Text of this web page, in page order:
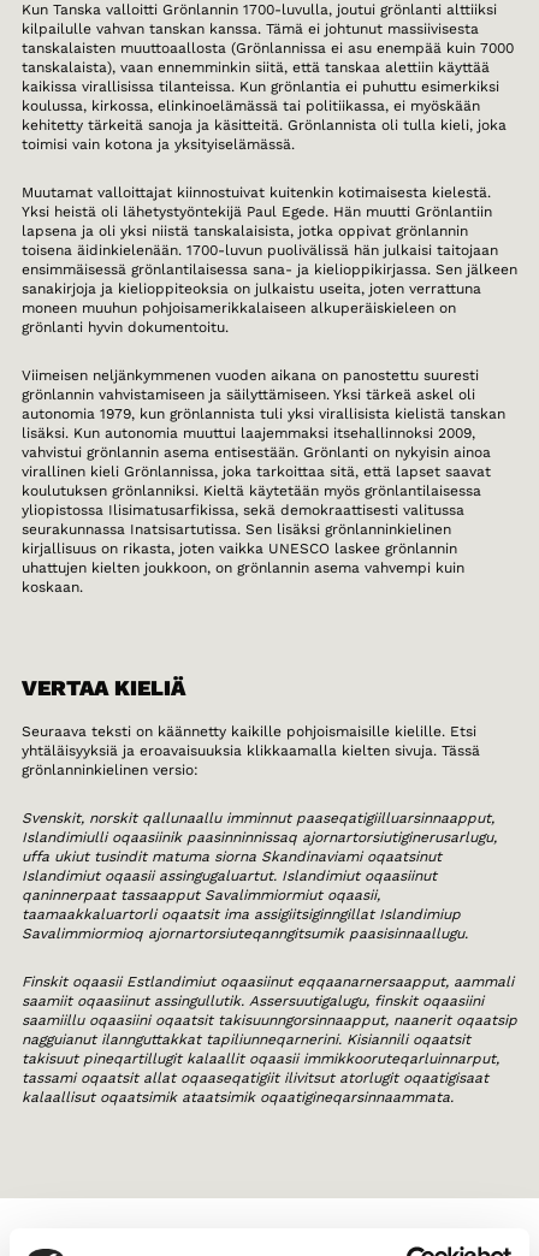
Kun Tanska valloitti Grönlannin 1700-luvulla, joutui grönlanti alttiiksi
kilpailulle vahvan tanskan kanssa. Tämä ei johtunut massiivisesta
tanskalaisten muuttoaallosta (Grönlannissa ei asu enempää kuin 7000
tanskalaista), vaan ennemminkin siitä, että tanskaa alettiin käyttää
kaikissa virallisissa tilanteissa. Kun grönlantia ei puhuttu esimerkiksi
koulussa, kirkossa, elinkinoelämässä tai politiikassa, ei myöskään
kehitetty tärkeitä sanoja ja käsitteitä. Grönlannista oli tulla kieli, joka
toimisi vain kotona ja yksityiselämässä.
Muutamat valloittajat kiinnostuivat kuitenkin kotimaisesta kielestä.
Yksi heistä oli lähetystyöntekijä Paul Egede. Hän muutti Grönlantiin
lapsena ja oli yksi niistä tanskalaisista, jotka oppivat grönlannin
toisena äidinkielenään. 1700-luvun puolivälissä hän julkaisi taitojaan
ensimmäisessä grönlantilaisessa sana- ja kielioppikirjassa. Sen jälkeen
sanakirjoja ja kielioppiteoksia on julkaistu useita, joten verrattuna
moneen muuhun pohjoisamerikkalaiseen alkuperäiskieleen on
grönlanti hyvin dokumentoitu.
Viimeisen neljänkymmenen vuoden aikana on panostettu suuresti
grönlannin vahvistamiseen ja säilyttämiseen. Yksi tärkeä askel oli
autonomia 1979, kun grönlannista tuli yksi virallisista kielistä tanskan
lisäksi. Kun autonomia muuttui laajemmaksi itsehallinnoksi 2009,
vahvistui grönlannin asema entisestään. Grönlanti on nykyisin ainoa
virallinen kieli Grönlannissa, joka tarkoittaa sitä, että lapset saavat
koulutuksen grönlanniksi. Kieltä käytetään myös grönlantilaisessa
yliopistossa Ilisimatusarfikissa, sekä demokraattisesti valitussa
seurakunnassa Inatsisartutissa. Sen lisäksi grönlanninkielinen
kirjallisuus on rikasta, joten vaikka UNESCO laskee grönlannin
uhattujen kielten joukkoon, on grönlannin asema vahvempi kuin
koskaan.
VERTAA KIELIÄ
Seuraava teksti on käännetty kaikille pohjoismaisille kielille. Etsi
yhtäläisyyksiä ja eroavaisuuksia klikkaamalla kielten sivuja. Tässä
grönlanninkielinen versio:
Svenskit, norskit qallunaallu imminnut paaseqatigiilluarsinnaapput,
Islandimiulli oqaasiinik paasinninnissaq ajornartorsiutiginerusarlugu,
uffa ukiut tusindit matuma siorna Skandinaviami oqaatsinut
Islandimiut oqaasii assingugaluartut. Islandimiut oqaasiinut
qaninnerpaat tassaapput Savalimmiormiut oqaasii,
taamaakkaluartorli oqaatsit ima assigiitsiginngillat Islandimiup
Savalimmiormioq ajornartorsiuteqanngitsumik paasisinnaallugu.
Finskit oqaasii Estlandimiut oqaasiinut eqqaanarnersaapput, aammali
saamiit oqaasiinut assingullutik. Assersuutigalugu, finskit oqaasiini
saamiillu oqaasiini oqaatsit takisuunngorsinnaapput, naanerit oqaatsip
nagguianut ilannguttakkat tapiliunneqarnerini. Kisiannili oqaatsit
takisuut pineqartillugit kalaallit oqaasii immikkooruteqarluinnarput,
tassami oqaatsit allat oqaaseqatigiit ilivitsut atorlugit oqaatigisaat
kalaallisut oqaatsimik ataatsimik oqaatigineqarsinnaammata.